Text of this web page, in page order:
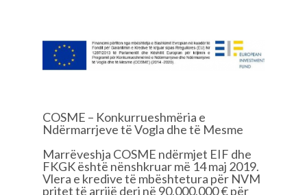
COSME – Konkurrueshmëria e
Ndërmarrjeve të Vogla dhe të Mesme
Marrëveshja COSME ndërmjet EIF dhe
FKGK është nënshkruar më 14 maj 2019.
Vlera e kredive të mbështetura për NVM
pritet të arrijë deri në 90,000,000 € për